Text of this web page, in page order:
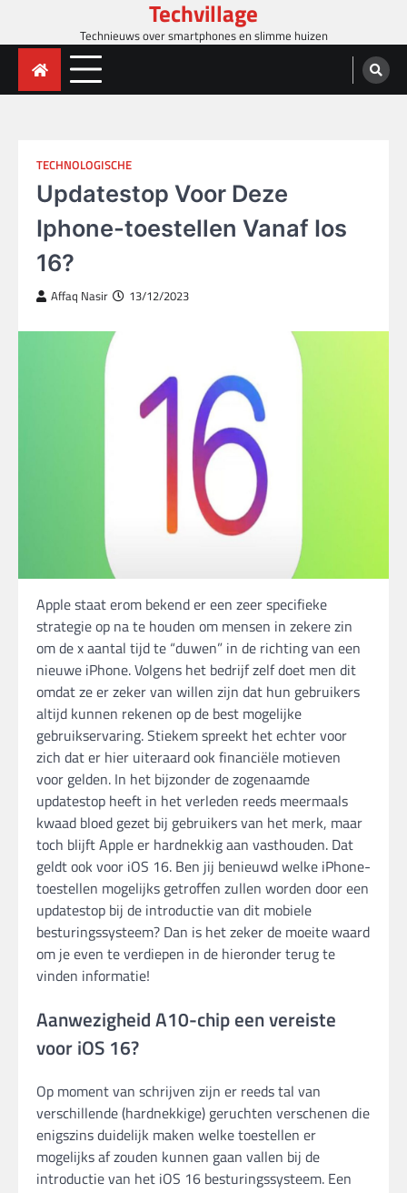
content
Techvillage
Technieuws over smartphones en slimme huizen
TECHNOLOGISCHE
Updatestop Voor Deze
Iphone-toestellen Vanaf Ios
16?
Affaq Nasir 13/12/2023
Apple staat erom bekend er een zeer specifieke
strategie op na te houden om mensen in zekere zin
om de x aantal tijd te “duwen” in de richting van een
nieuwe iPhone. Volgens het bedrijf zelf doet men dit
omdat ze er zeker van willen zijn dat hun gebruikers
altijd kunnen rekenen op de best mogelijke
gebruikservaring. Stiekem spreekt het echter voor
zich dat er hier uiteraard ook financiële motieven
voor gelden. In het bijzonder de zogenaamde
updatestop heeft in het verleden reeds meermaals
kwaad bloed gezet bij gebruikers van het merk, maar
toch blijft Apple er hardnekkig aan vasthouden. Dat
geldt ook voor iOS 16. Ben jij benieuwd welke iPhone-
toestellen mogelijks getroffen zullen worden door een
updatestop bij de introductie van dit mobiele
besturingssysteem? Dan is het zeker de moeite waard
om je even te verdiepen in de hieronder terug te
vinden informatie!
Aanwezigheid A10-chip een vereiste
voor iOS 16?
Op moment van schrijven zijn er reeds tal van
verschillende (hardnekkige) geruchten verschenen die
enigszins duidelijk maken welke toestellen er
mogelijks af zouden kunnen gaan vallen bij de
introductie van het iOS 16 besturingssysteem. Een